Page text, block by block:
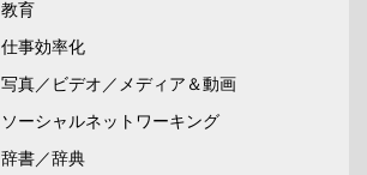
教育
仕事効率化
写真／ビデオ／メディア＆動画
ソーシャルネットワーキング
辞書／辞典